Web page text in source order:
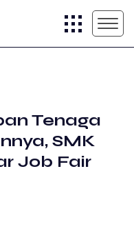
Tenaga
SMK
Job Fair